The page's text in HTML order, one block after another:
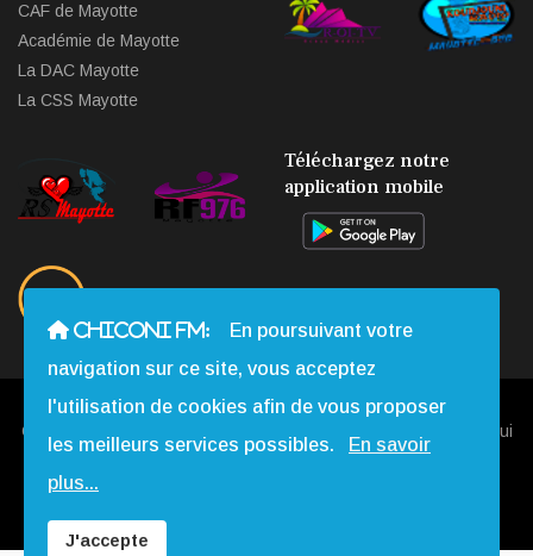
CAF de Mayotte
Académie de Mayotte
La DAC Mayotte
La CSS Mayotte
Téléchargez notre
application mobile
Copyright © 2013 - 2026 Chiconi FM. Tous Droits Réservés |
Qui
CHICONI FM:
En poursuivant votre
navigation sur ce site, vous acceptez
l'utilisation de cookies afin de vous proposer
les meilleurs services possibles.
En savoir
plus...
J'accepte